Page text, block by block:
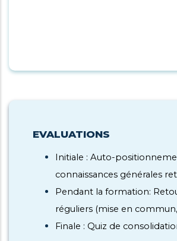
EVALUATIONS
Initiale : Auto-
connaissances générales
Pendant la formation:
réguliers (mise en
Finale : Quiz de